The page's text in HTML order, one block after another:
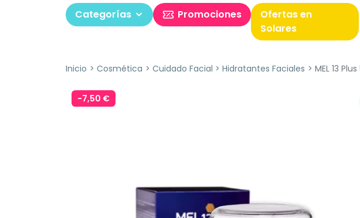
Categorías Promociones
Ofertas en
Solares
Inicio Cosmética Cuidado Facial Hidratantes Faciales MEL 13
-7,50 €